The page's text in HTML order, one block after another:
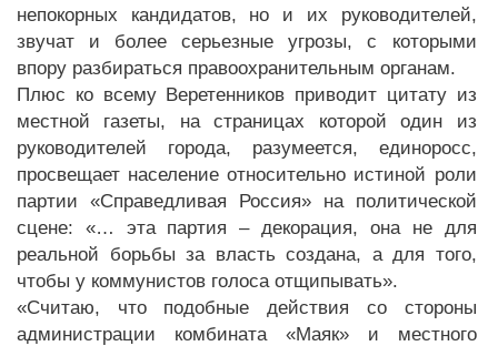
непокорных кандидатов, но и их руководителей,
звучат и более серьезные угрозы, с которыми
впору разбираться правоохранительным органам.
Плюс ко всему Веретенников приводит цитату из
местной газеты, на страницах которой один из
руководителей города, разумеется, единоросс,
просвещает население относительно истиной роли
партии «Справедливая Россия» на политической
сцене: «… эта партия – декорация, она не для
реальной борьбы за власть создана, а для того,
чтобы у коммунистов голоса отщипывать».
«Считаю, что подобные действия со стороны
администрации комбината «Маяк» и местного